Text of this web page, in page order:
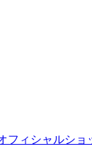
フィシャルショ